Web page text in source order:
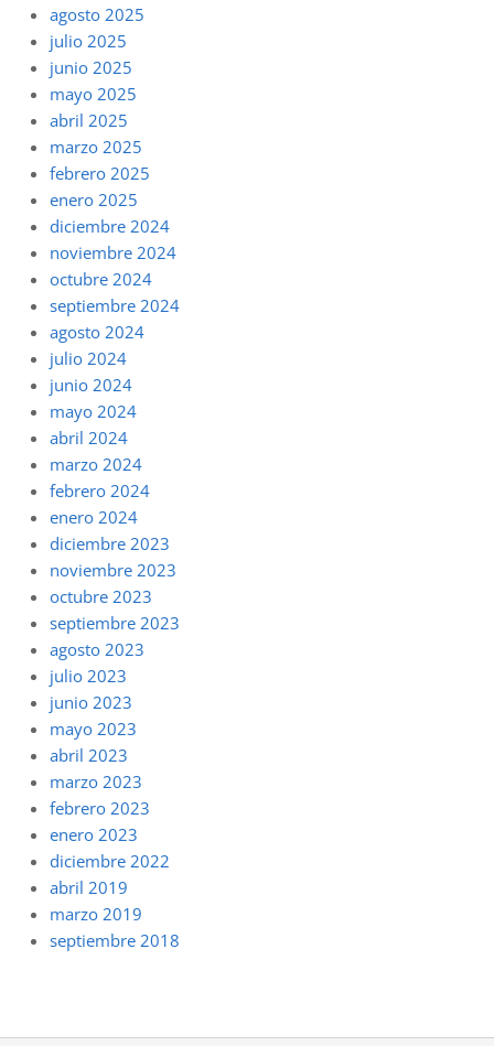
agosto 2025
julio 2025
junio 2025
mayo 2025
abril 2025
marzo 2025
febrero 2025
enero 2025
diciembre 2024
noviembre 2024
octubre 2024
septiembre 2024
agosto 2024
julio 2024
junio 2024
mayo 2024
abril 2024
marzo 2024
febrero 2024
enero 2024
diciembre 2023
noviembre 2023
octubre 2023
septiembre 2023
agosto 2023
julio 2023
junio 2023
mayo 2023
abril 2023
marzo 2023
febrero 2023
enero 2023
diciembre 2022
abril 2019
marzo 2019
septiembre 2018